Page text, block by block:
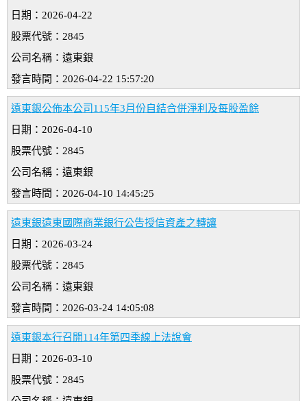
日期：2026-04-22
股票代號：2845
公司名稱：遠東銀
發言時間：2026-04-22 15:57:20
遠東銀公佈本公司115年3月份自結合併淨利及每股盈餘
日期：2026-04-10
股票代號：2845
公司名稱：遠東銀
發言時間：2026-04-10 14:45:25
遠東銀遠東國際商業銀行公告授信資產之轉讓
日期：2026-03-24
股票代號：2845
公司名稱：遠東銀
發言時間：2026-03-24 14:05:08
遠東銀本行召開114年第四季線上法說會
日期：2026-03-10
股票代號：2845